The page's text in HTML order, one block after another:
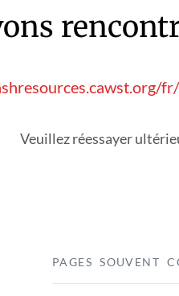
Veuillez réessayer
PAGES SOUVENT